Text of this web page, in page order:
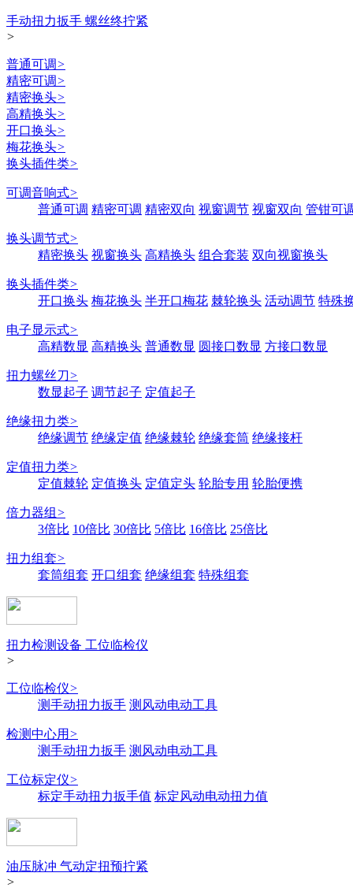
手动扭力扳手 螺丝终拧紧
>
普通可调>
精密可调>
精密换头>
高精换头>
开口换头>
梅花换头>
换头插件类>
可调音响式>
普通可调 精密可调 精密双向 视窗调节 视窗双向 管钳可
换头调节式>
精密换头 视窗换头 高精换头 组合套装 双向视窗换头
换头插件类>
开口换头 梅花换头 半开口梅花 棘轮换头 活动调节 特殊
电子显示式>
高精数显 高精换头 普通数显 圆接口数显 方接口数显
扭力螺丝刀>
数显起子 调节起子 定值起子
绝缘扭力类>
绝缘调节 绝缘定值 绝缘棘轮 绝缘套筒 绝缘接杆
定值扭力类>
定值棘轮 定值换头 定值定头 轮胎专用 轮胎便携
倍力器组 >
3倍比 10倍比 30倍比 5倍比 16倍比 25倍比
扭力组套>
套筒组套 开口组套 绝缘组套 特殊组套
扭力检测设备 工位临检仪
>
工位临检仪>
测手动扭力扳手 测风动电动工具
检测中心用 >
测手动扭力扳手 测风动电动工具
工位标定仪>
标定手动扭力扳手值 标定风动电动扭力值
油压脉冲 气动定扭预拧紧
>